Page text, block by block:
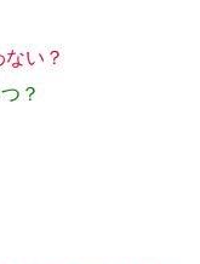
い？
？